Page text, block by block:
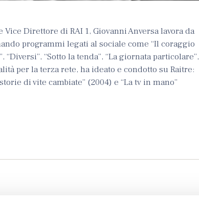
Direttore di RAI 1, Giovanni Anversa lavora da
programmi legati al sociale come “Il coraggio
“Sotto la tenda”, “La giornata particolare”,
per la terza rete, ha ideato e condotto su Raitre:
di vite cambiate” (2004) e “La tv in mano”